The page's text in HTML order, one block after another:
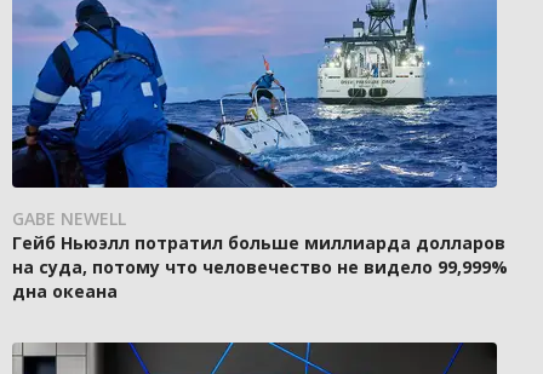
GABE NEWELL
Гейб Ньюэлл потратил больше миллиарда долларов
на суда, потому что человечество не видело 99,999%
дна океана